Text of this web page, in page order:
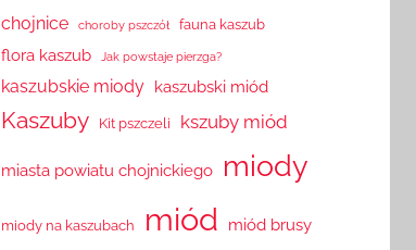
chojnice choroby pszczół fauna kaszub
flora kaszub Jak powstaje pierzga?
kaszubskie miody kaszubski miód
Kaszuby Kit pszczeli kszuby miód
miasta powiatu chojnickiego miody
miody na kaszubach miód miód brusy